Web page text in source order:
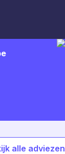
alle adviezen